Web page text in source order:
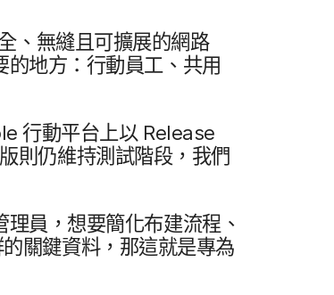
、​無縫且​可​擴展​的​網路​
的​地方：​行動​員工、​共用​
行動平台上​以 Release
版​則​仍​維持​測試​階段，​我們​
理員，​想要​簡化​布建​流程、​
關鍵​資料，​那​這​就是​專為​